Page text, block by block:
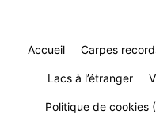
Accueil Carpes
Lacs à l’étranger
Politique de cookies